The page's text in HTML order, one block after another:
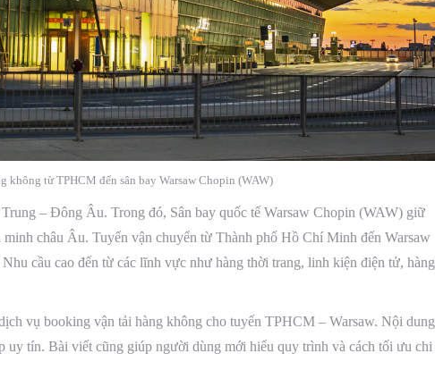
không từ TPHCM đến sân bay Warsaw Chopin (WAW)
– Đông Âu. Trong đó, Sân bay quốc tế Warsaw Chopin (WAW) giữ
châu Âu. Tuyến vận chuyển từ Thành phố Hồ Chí Minh đến Warsaw
cầu cao đến từ các lĩnh vực như hàng thời trang, linh kiện điện tử, hàng
vụ booking vận tải hàng không cho tuyến TPHCM – Warsaw. Nội dung
uy tín. Bài viết cũng giúp người dùng mới hiểu quy trình và cách tối ưu chi